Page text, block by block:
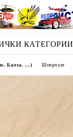
КАТЕГОРИИ
Балса, ...) Шперплат